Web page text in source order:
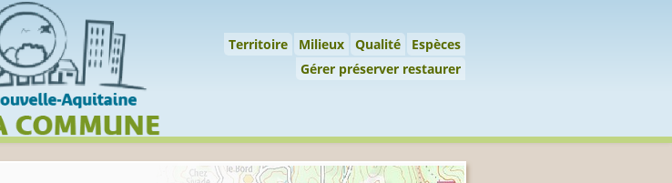
Milieux Qualité
Territoire Milieux Qualité
Espèces
Gérer préserver restaurer